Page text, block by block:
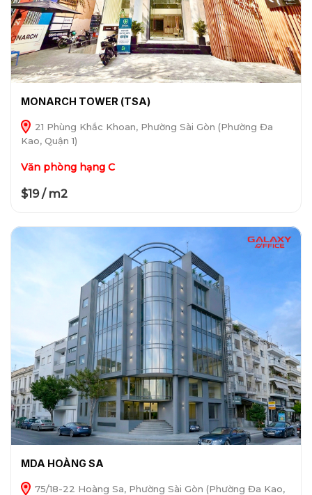
MONARCH TOWER (TSA)
21 Phùng Khắc Khoan, Phường Sài Gòn (Phường Đa
Kao, Quận 1)
Văn phòng hạng C
$19 / m2
MDA HOÀNG SA
75/18-22 Hoàng Sa, Phường Sài Gòn (Phường Đa Kao,